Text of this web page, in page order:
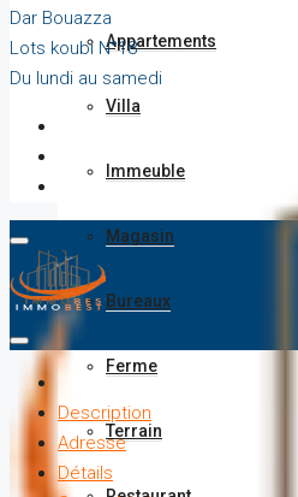
Appartements
Villa
Immeuble
Magasin
Bureaux
Ferme
Terrain
Dar Bouazza
Lots koubi N°18
Du lundi au samedi
Description
Adresse
Détails